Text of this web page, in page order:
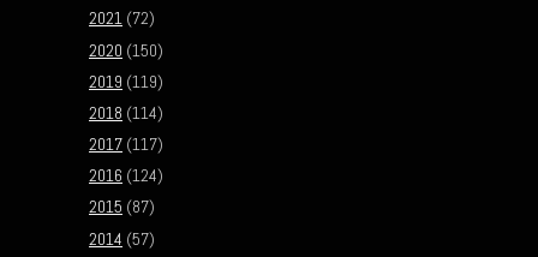
2021 (72)
2020 (150)
2019 (119)
2018 (114)
2017 (117)
2016 (124)
2015 (87)
2014 (57)